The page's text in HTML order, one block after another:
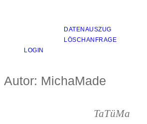
DATENAUSZUG
LÖSCHANFRAGE
LOGIN
Autor: MichaMade
TaTüMa